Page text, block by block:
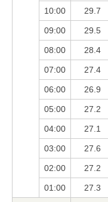
10:00 29.7
09:00 29.5
08:00 28.4
07:00 27.4
06:00 26.9
05:00 27.2
04:00 27.1
03:00 27.6
02:00 27.2
01:00 27.3